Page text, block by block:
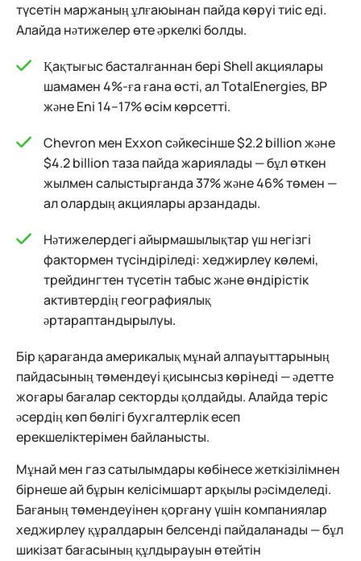
түсетін маржаның ұлғаюынан пайда көруі тиіс еді.
Алайда нәтижелер өте әркелкі болды.
Қақтығыс басталғаннан бері Shell акциялары
шамамен 4%-ға ғана өсті, ал TotalEnergies, BP
және Eni 14–17% өсім көрсетті.
Chevron мен Exxon сәйкесінше $2.2 billion және
$4.2 billion таза пайда жариялады — бұл өткен
жылмен салыстырғанда 37% және 46% төмен —
ал олардың акциялары арзандады.
Нәтижелердегі айырмашылықтар үш негізгі
фактормен түсіндіріледі: хеджирлеу көлемі,
трейдингтен түсетін табыс және өндірістік
активтердің географиялық
әртараптандырылуы.
Бір қарағанда америкалық мұнай алпауыттарының
пайдасының төмендеуі қисынсыз көрінеді — әдетте
жоғары бағалар секторды қолдайды. Алайда теріс
әсердің көп бөлігі бухгалтерлік есеп
ерекшеліктерімен байланысты.
Мұнай мен газ сатылымдары көбінесе жеткізілімнен
бірнеше ай бұрын келісімшарт арқылы рәсімделеді.
Бағаның төмендеуінен қорғану үшін компаниялар
хеджирлеу құралдарын белсенді пайдаланады — бұл
шикізат бағасының құлдырауын өтейтін